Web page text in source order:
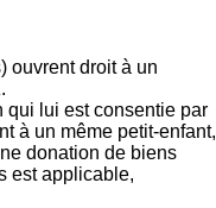
ouvrent droit à un
qui lui est consentie par
à un même petit-enfant,
donation de biens
est applicable,